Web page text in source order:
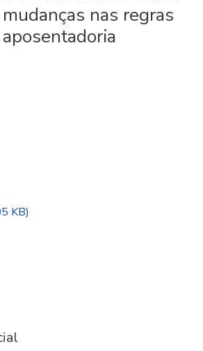
nas regras
KB)